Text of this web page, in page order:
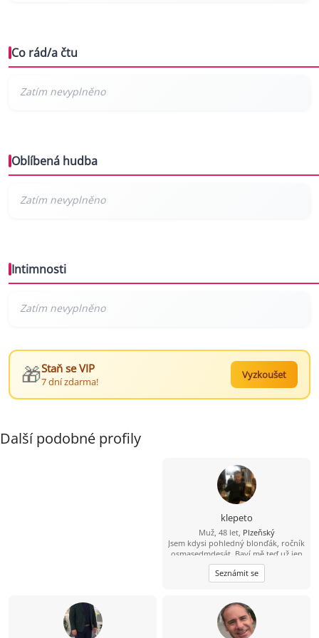
Co rád/a čtu
Oblíbená hudba
Intimnosti
🎁Staň se VIP
7 dní zdarma!
Vyzkoušet
Další podobné profily
klepeto
Muž, 48 let, Plzeňský
Jsem kdysi pohledný blonďák, ročník
osmasedmdesát. Baví mě teď už jen
sledovat fotbal, hokej, atd. Kolo, lyže
a nějaký ten pohyb ve vodě ještě
zvládnu a možná i běh (pár metrů;-)
Seznámit se